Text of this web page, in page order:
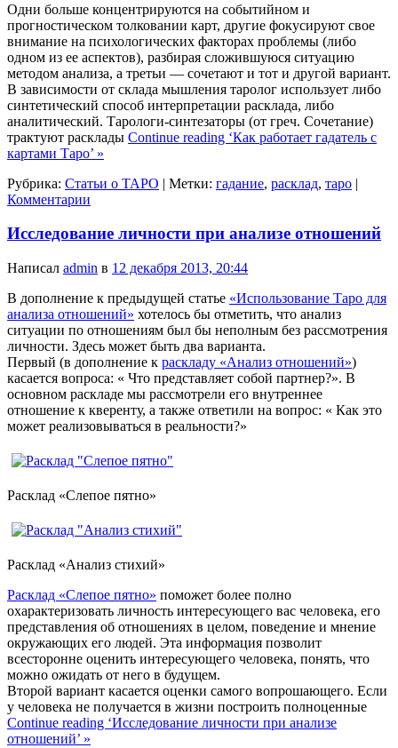
Одни больше концентрируются на событийном и
прогностическом толковании карт, другие фокусируют свое
внимание на психологических факторах проблемы (либо
одном из ее аспектов), разбирая сложившуюся ситуацию
методом анализа, а третьи — сочетают и тот и другой вариант.
В зависимости от склада мышления таролог использует либо
синтетический способ интерпретации расклада, либо
аналитический. Тарологи-синтезаторы (от греч. Сочетание)
трактуют расклады Continue reading ‘Как работает гадатель с
картами Таро’ »
Рубрика: Статьи о ТАРО | Метки: гадание, расклад, таро |
Комментарии
Исследование личности при анализе отношений
Написал admin в 12 декабря 2013, 20:44
В дополнение к предыдущей статье «Использование Таро для
анализа отношений» хотелось бы отметить, что анализ
ситуации по отношениям был бы неполным без рассмотрения
личности. Здесь может быть два варианта.
Первый (в дополнение к раскладу «Анализ отношений»)
касается вопроса: « Что представляет собой партнер?». В
основном раскладе мы рассмотрели его внутреннее
отношение к кверенту, а также ответили на вопрос: « Как это
может реализовываться в реальности?»
Расклад «Слепое пятно»
Расклад «Анализ стихий»
Расклад «Слепое пятно» поможет более полно
охарактеризовать личность интересующего вас человека, его
представления об отношениях в целом, поведение и мнение
окружающих его людей. Эта информация позволит
всесторонне оценить интересующего человека, понять, что
можно ожидать от него в будущем.
Второй вариант касается оценки самого вопрошающего. Если
у человека не получается в жизни построить полноценные
Continue reading ‘Исследование личности при анализе
отношений’ »